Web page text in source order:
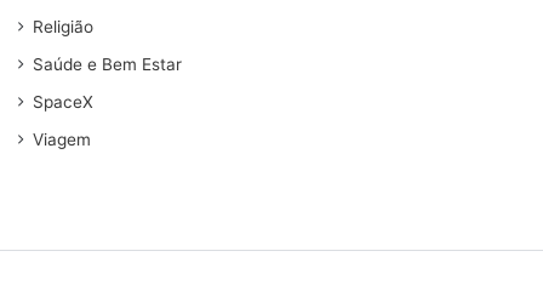
Religião
Saúde e Bem Estar
SpaceX
Viagem